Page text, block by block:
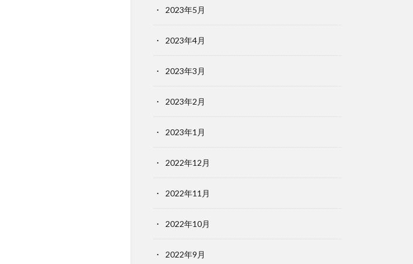
2023年5月
2023年4月
2023年3月
2023年2月
2023年1月
2022年12月
2022年11月
2022年10月
2022年9月